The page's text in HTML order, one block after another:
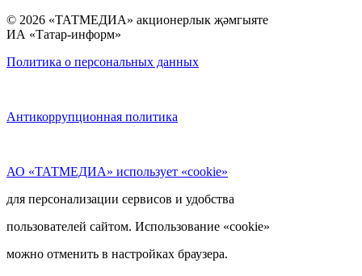
© 2026 «ТАТМЕДИА» акционерлык җәмгыяте
ИА «Татар-информ»
Политика о персональных данных
Антикоррупционная политика
АО «ТАТМЕДИА» использует «cookie»
для персонализации сервисов и удобства
пользователей сайтом. Использование «cookie»
можно отменить в настройках браузера.